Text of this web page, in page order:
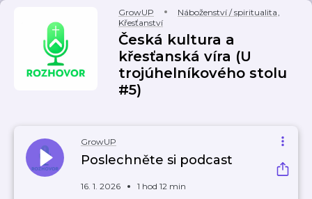
GrowUP Náboženství / spiritualita,
Křesťanství
Česká kultura a
křesťanská víra (U
trojúhelníkového stolu
#5)
GrowUP
Poslechněte si podcast
16. 1. 2026 1 hod 12 min